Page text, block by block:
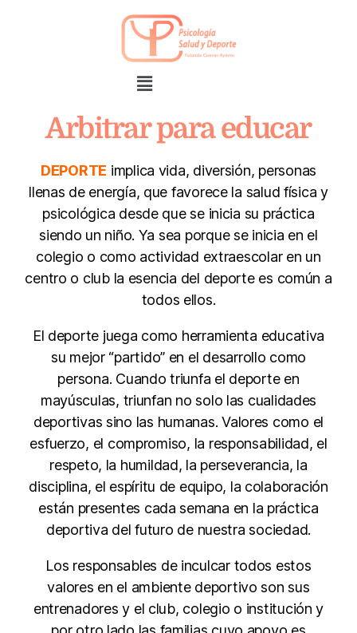
Arbitrar para educar
DEPORTE implica vida, diversión, personas
llenas de energía, que favorece la salud física y
psicológica desde que se inicia su práctica
siendo un niño. Ya sea porque se inicia en el
colegio o como actividad extraescolar en un
centro o club la esencia del deporte es común a
todos ellos.
El deporte juega como herramienta educativa
su mejor “partido” en el desarrollo como
persona. Cuando triunfa el deporte en
mayúsculas, triunfan no solo las cualidades
deportivas sino las humanas. Valores como el
esfuerzo, el compromiso, la responsabilidad, el
respeto, la humildad, la perseverancia, la
disciplina, el espíritu de equipo, la colaboración
están presentes cada semana en la práctica
deportiva del futuro de nuestra sociedad.
Los responsables de inculcar todos estos
valores en el ambiente deportivo son sus
entrenadores y el club, colegio o institución y